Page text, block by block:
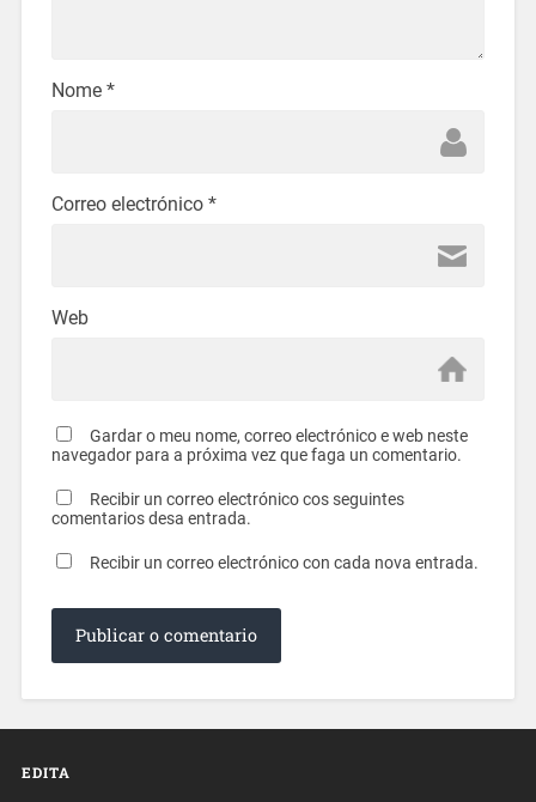
Nome *
Correo electrónico *
Web
Gardar o meu nome, correo electrónico e web neste
navegador para a próxima vez que faga un comentario.
Recibir un correo electrónico cos seguintes
comentarios desa entrada.
Recibir un correo electrónico con cada nova entrada.
EDITA